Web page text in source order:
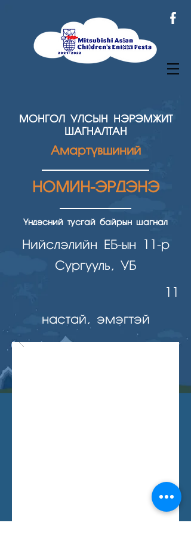
МОНГОЛ УЛСЫН НЭРЭМЖИТ
ШАГНАЛТАН
Амартүвшиний
НОМИН-ЭРДЭНЭ
Үндэсний тусгай байрын шагнал
Нийслэлийн ЕБ-ын 11-р
Сургууль, УБ
настай, эмэгтэй